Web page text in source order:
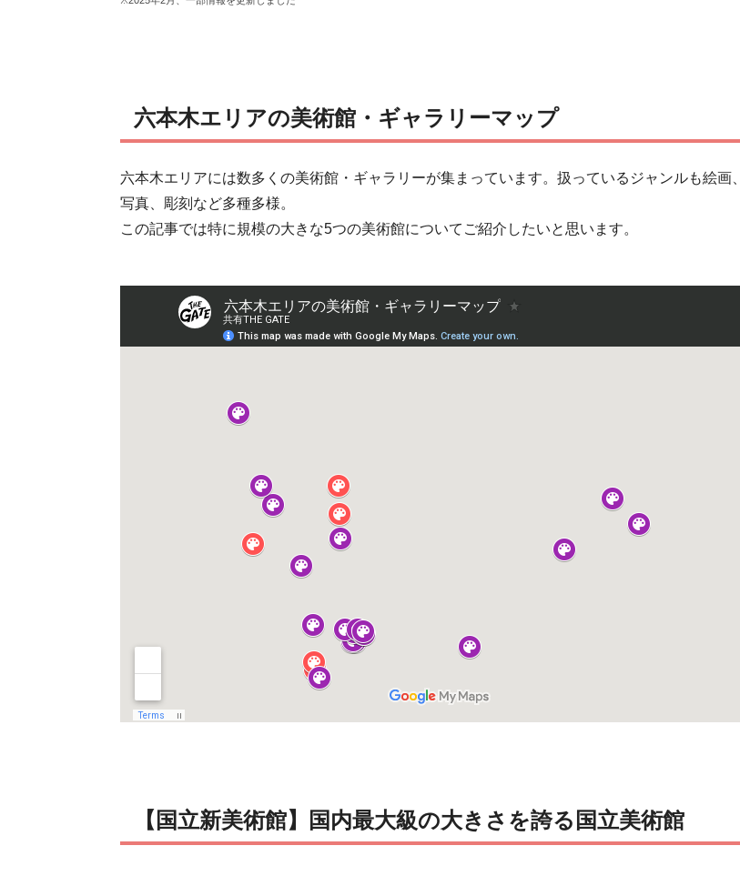
六本木エリアの美術館・ギャラリーマップ
六本木エリアには数多くの美術館・ギャラリーが集まっています。扱っているジャンルも絵画、
写真、彫刻など多種多様。
この記事では特に規模の大きな5つの美術館についてご紹介したいと思います。
【国立新美術館】国内最大級の大きさを誇る国立美術館